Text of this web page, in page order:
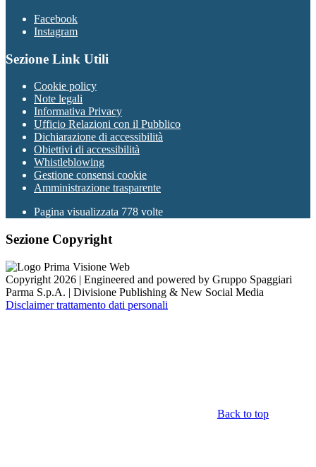
Facebook
Instagram
Sezione Link Utili
Cookie policy
Note legali
Informativa Privacy
Ufficio Relazioni con il Pubblico
Dichiarazione di accessibilità
Obiettivi di accessibilità
Whistleblowing
Gestione consensi cookie
Amministrazione trasparente
Pagina visualizzata 778 volte
Sezione Copyright
Copyright 2026 | Engineered and powered by Gruppo Spaggiari
Parma S.p.A. | Divisione Publishing & New Social Media
Disclaimer trattamento dati personali
Back to top